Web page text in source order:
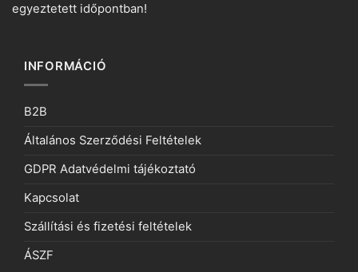
egyeztetett időpontban!
INFORMÁCIÓ
B2B
Általános Szerződési Feltételek
GDPR Adatvédelmi tájékoztató
Kapcsolat
Szállítási és fizetési feltételek
ÁSZF